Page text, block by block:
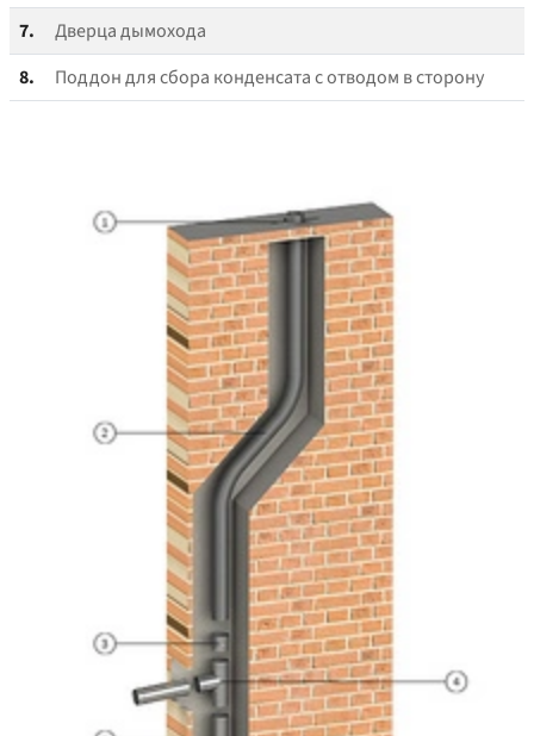
7.
Дверца дымохода
8.
Поддон для сбора конденсата с отводом в сторону